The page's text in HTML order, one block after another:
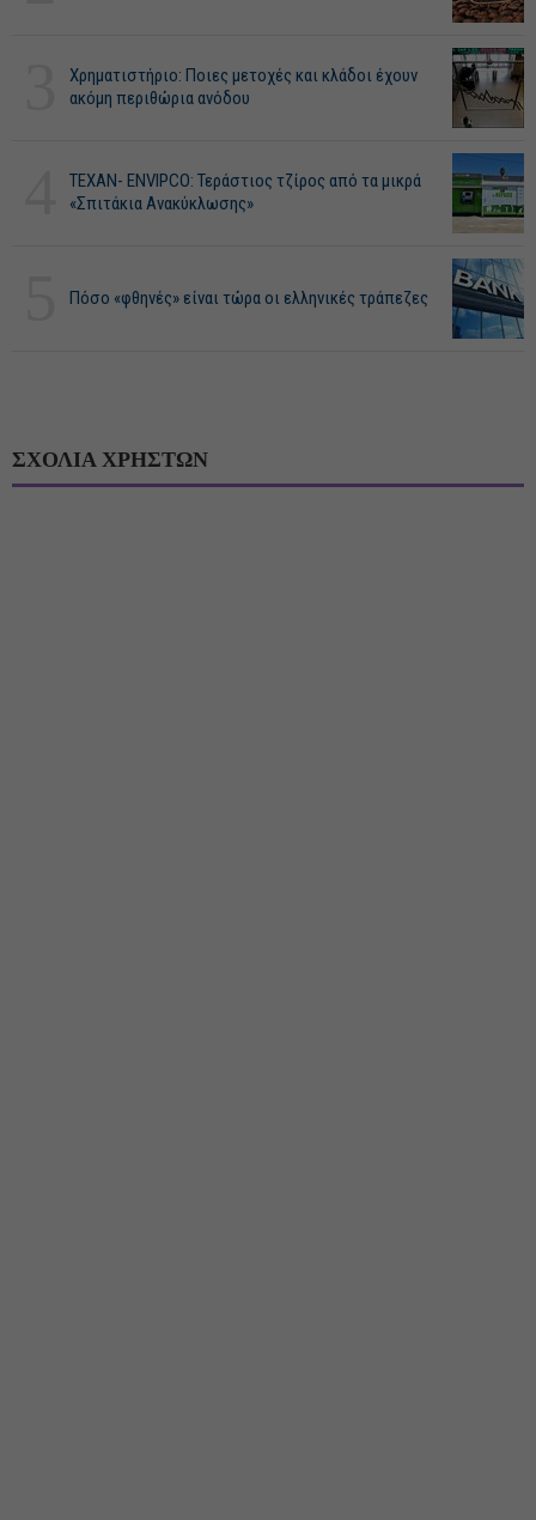
Χρηματιστήριο: Ποιες μετοχές και κλάδοι έχουν
ακόμη περιθώρια ανόδου
ΤΕΧΑΝ- ENVIPCO: Τεράστιος τζίρος από τα μικρά
«Σπιτάκια Ανακύκλωσης»
Πόσο «φθηνές» είναι τώρα οι ελληνικές τράπεζες
ΣΧΟΛΙΑ ΧΡΗΣΤΩΝ